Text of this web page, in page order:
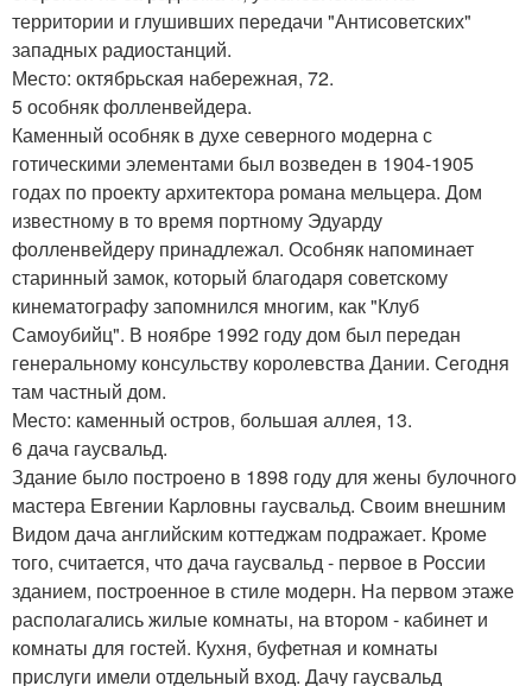
территории и глушивших передачи "Антисоветских"
западных радиостанций.
Место: октябрьская набережная, 72.
5 особняк фолленвейдера.
Каменный особняк в духе северного модерна с
готическими элементами был возведен в 1904-1905
годах по проекту архитектора романа мельцера. Дом
известному в то время портному Эдуарду
фолленвейдеру принадлежал. Особняк напоминает
старинный замок, который благодаря советскому
кинематографу запомнился многим, как "Клуб
Самоубийц". В ноябре 1992 году дом был передан
генеральному консульству королевства Дании. Сегодня
там частный дом.
Место: каменный остров, большая аллея, 13.
6 дача гаусвальд.
Здание было построено в 1898 году для жены булочного
мастера Евгении Карловны гаусвальд. Своим внешним
Видом дача английским коттеджам подражает. Кроме
того, считается, что дача гаусвальд - первое в России
зданием, построенное в стиле модерн. На первом этаже
располагались жилые комнаты, на втором - кабинет и
комнаты для гостей. Кухня, буфетная и комнаты
прислуги имели отдельный вход. Дачу гаусвальд